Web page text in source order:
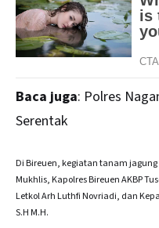
Baca juga: Polres
Serentak
Di Bireuen, kegiatan tanam
Mukhlis, Kapolres Bireuen AKBP
Letkol Arh Luthfi Novriadi, dan
S.H M.H.